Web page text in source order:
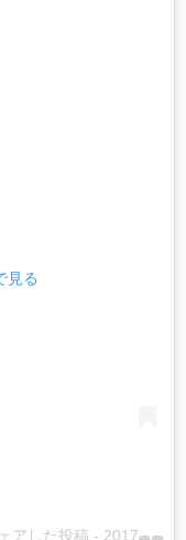
見る
アした投稿 - 2017年12月月14日午後12時10分PST